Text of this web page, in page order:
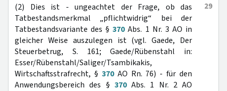
29
(2) Dies ist - ungeachtet der Frage, ob das
Tatbestandsmerkmal „pflichtwidrig“ bei der
Tatbestandsvariante des §370Abs. 1 Nr. 3 AO in
gleicher Weise auszulegen ist (vgl. Gaede, Der
Steuerbetrug, S. 161; Gaede/Rübenstahl in:
Esser/Rübenstahl/Saliger/Tsambikakis,
Wirtschaftsstrafrecht, § 370AO Rn. 76) - für den
Anwendungsbereich des § 370Abs. 1 Nr. 2 AO